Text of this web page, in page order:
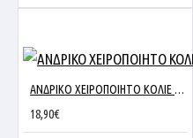
ΑΝΔΡΙΚΟ ΧΕΙΡΟΠΟΙΗΤΟ ΚΟΛΙΕ ΜΕ ΧΑΝΤΡΑ ΝΕΠΑΛ ΜΑΥΡΟ
18,90€